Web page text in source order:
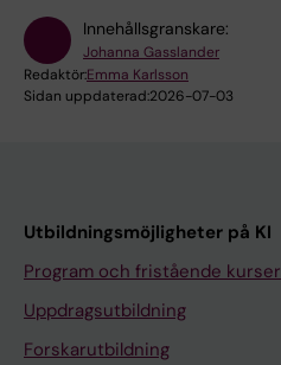
Innehållsgranskare:
Johanna Gasslander
Redaktör:Emma Karlsson
Sidan uppdaterad:2026-07-03
Utbildningsmöjligheter på KI
Program och fristående kurser
Uppdragsutbildning
Forskarutbildning